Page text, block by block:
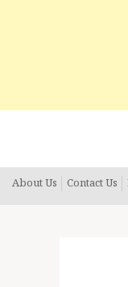
About Us Contact Us